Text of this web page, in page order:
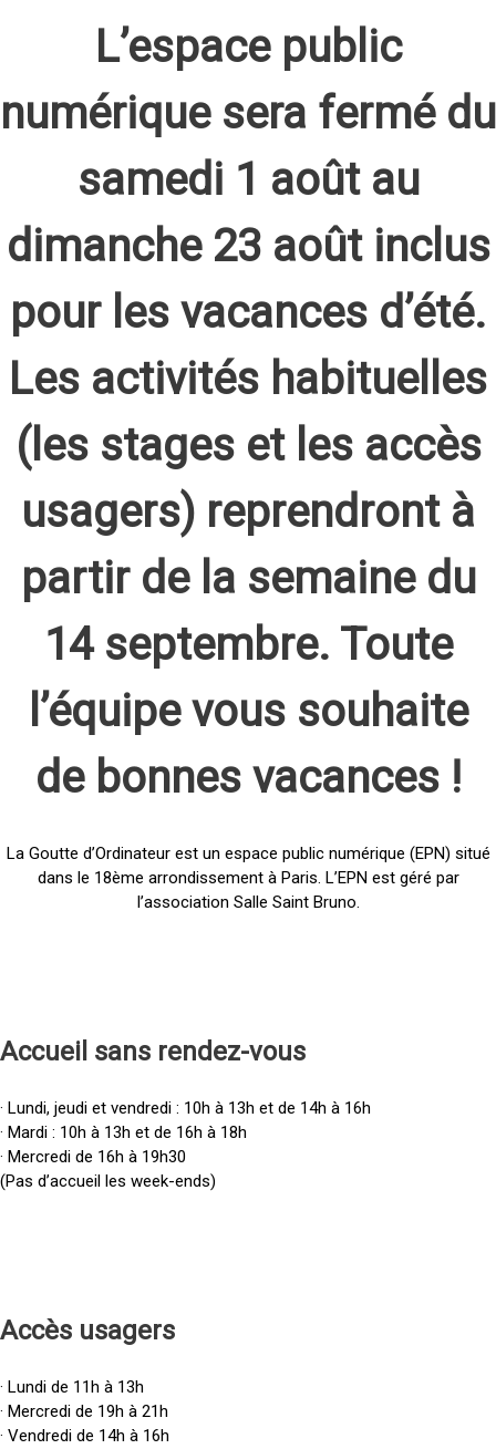
L’espace public
numérique sera fermé du
samedi 1 août au
dimanche 23 août inclus
pour les vacances d’été.
Les activités habituelles
(les stages et les accès
usagers) reprendront à
partir de la semaine du
14 septembre. Toute
l’équipe vous souhaite
de bonnes vacances !
La Goutte d’Ordinateur est un espace public numérique (EPN) situé
dans le 18ème arrondissement à Paris. L’EPN est géré par
l’association Salle Saint Bruno.
Accueil sans rendez-vous
· Lundi, jeudi et vendredi : 10h à 13h et de 14h à 16h
· Mardi : 10h à 13h et de 16h à 18h
· Mercredi de 16h à 19h30
(Pas d’accueil les week-ends)
Accès usagers
· Lundi de 11h à 13h
· Mercredi de 19h à 21h
· Vendredi de 14h à 16h